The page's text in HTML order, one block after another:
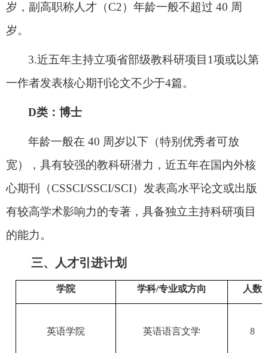
岁，副高职称人才（C2）年龄一般不超过 40 周
岁。
3.近五年主持立项省部级教科研项目 1项或以第
一作者发表核心期刊论文不少于4篇。
D类：博士
年龄一般在 40 周岁以下 （特别优秀者可放
宽） ，具有较强的教科研潜力，近五年在国内外核
心期刊（CSSCI/SSCI/SCI）发表高水平论文或出版
有较高学术影响力的专著 ， 具备独立主持科研项目
的能力 。
三、人才引进计划
学院 学科/专业或方向 人数
英语学院 英语语言文学 8